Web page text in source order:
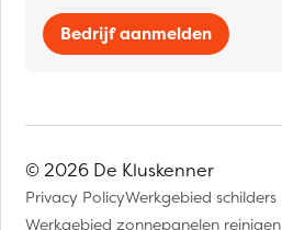
Bedrijf aanmelden
© 2026 De Kluskenner
Privacy PolicyWerkgebied schilders
Werkgebied zonnepanelen reinigen